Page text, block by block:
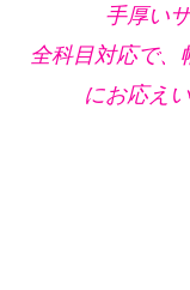
手厚い
全科目対応で、
にお応え